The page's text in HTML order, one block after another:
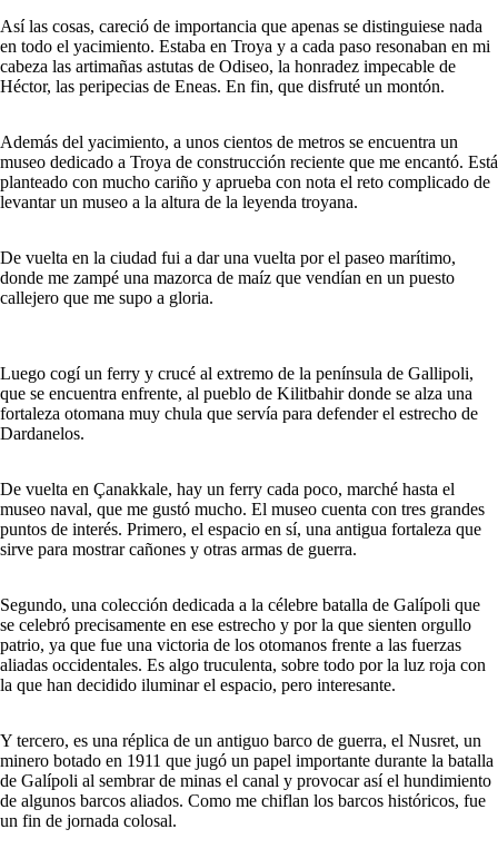
Así las cosas, careció de importancia que apenas se distinguiese nada
en todo el yacimiento. Estaba en Troya y a cada paso resonaban en mi
cabeza las artimañas astutas de Odiseo, la honradez impecable de
Héctor, las peripecias de Eneas. En fin, que disfruté un montón.
Además del yacimiento, a unos cientos de metros se encuentra un
museo dedicado a Troya de construcción reciente que me encantó. Está
planteado con mucho cariño y aprueba con nota el reto complicado de
levantar un museo a la altura de la leyenda troyana.
De vuelta en la ciudad fui a dar una vuelta por el paseo marítimo,
donde me zampé una mazorca de maíz que vendían en un puesto
callejero que me supo a gloria.
Luego cogí un ferry y crucé al extremo de la península de Gallipoli,
que se encuentra enfrente, al pueblo de Kilitbahir donde se alza una
fortaleza otomana muy chula que servía para defender el estrecho de
Dardanelos.
De vuelta en Çanakkale, hay un ferry cada poco, marché hasta el
museo naval, que me gustó mucho. El museo cuenta con tres grandes
puntos de interés. Primero, el espacio en sí, una antigua fortaleza que
sirve para mostrar cañones y otras armas de guerra.
Segundo, una colección dedicada a la célebre batalla de Galípoli que
se celebró precisamente en ese estrecho y por la que sienten orgullo
patrio, ya que fue una victoria de los otomanos frente a las fuerzas
aliadas occidentales. Es algo truculenta, sobre todo por la luz roja con
la que han decidido iluminar el espacio, pero interesante.
Y tercero, es una réplica de un antiguo barco de guerra, el Nusret, un
minero botado en 1911 que jugó un papel importante durante la batalla
de Galípoli al sembrar de minas el canal y provocar así el hundimiento
de algunos barcos aliados. Como me chiflan los barcos históricos, fue
un fin de jornada colosal.